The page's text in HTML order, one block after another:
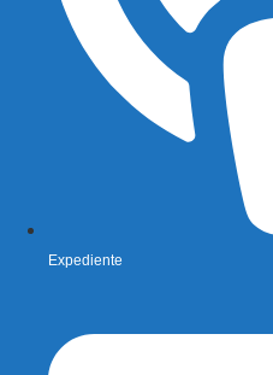
Expediente